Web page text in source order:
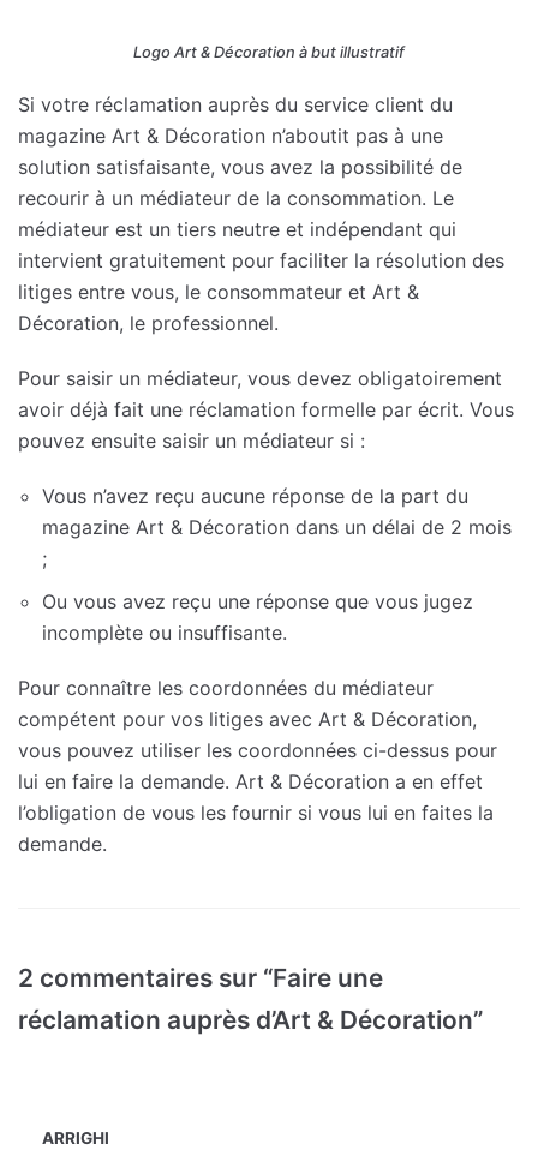
Logo Art & Décoration à but illustratif
Si votre réclamation auprès du service client du
magazine Art & Décoration n’aboutit pas à une
solution satisfaisante, vous avez la possibilité de
recourir à un médiateur de la consommation. Le
médiateur est un tiers neutre et indépendant qui
intervient gratuitement pour faciliter la résolution des
litiges entre vous, le consommateur et Art &
Décoration, le professionnel.
Pour saisir un médiateur, vous devez obligatoirement
avoir déjà fait une réclamation formelle par écrit. Vous
pouvez ensuite saisir un médiateur si :
Vous n’avez reçu aucune réponse de la part du
magazine Art & Décoration dans un délai de 2 mois
;
Ou vous avez reçu une réponse que vous jugez
incomplète ou insuffisante.
Pour connaître les coordonnées du médiateur
compétent pour vos litiges avec Art & Décoration,
vous pouvez utiliser les coordonnées ci-dessus pour
lui en faire la demande. Art & Décoration a en effet
l’obligation de vous les fournir si vous lui en faites la
demande.
2 commentaires sur “Faire une
réclamation auprès d’Art & Décoration”
ARRIGHI